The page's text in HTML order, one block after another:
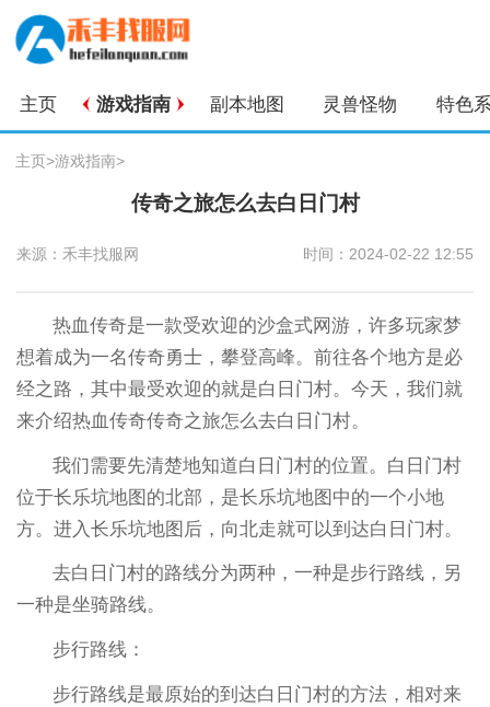
主页 游戏指南 副本地图 灵兽怪物 特色
主页>游戏指南>
传奇之旅怎么去白日门村
来源：禾丰找服网 时间：2024-02-22 12:55
热血传奇是一款受欢迎的沙盒式网游，许多玩家梦
想着成为一名传奇勇士，攀登高峰。前往各个地方是必
经之路，其中最受欢迎的就是白日门村。今天，我们就
来介绍热血传奇传奇之旅怎么去白日门村。
我们需要先清楚地知道白日门村的位置。白日门村
位于长乐坑地图的北部，是长乐坑地图中的一个小地
方。进入长乐坑地图后，向北走就可以到达白日门村。
去白日门村的路线分为两种，一种是步行路线，另
一种是坐骑路线。
步行路线：
步行路线是最原始的到达白日门村的方法，相对来